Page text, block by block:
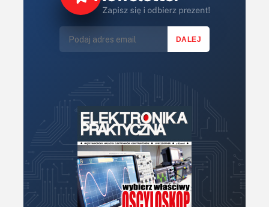
LED/LCD/OLED
Mechatronika
Optoelektronika
PCB/Montaż
Podstawy elektroniki
Podzespoły bierne
Półprzewodniki